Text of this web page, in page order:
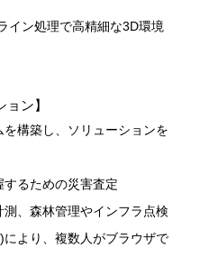
ン処理で高精細な3D環境
ン】
構築し、ソリューションを
するための災害査定
測、森林管理やインフラ点検
より、複数人がブラウザで